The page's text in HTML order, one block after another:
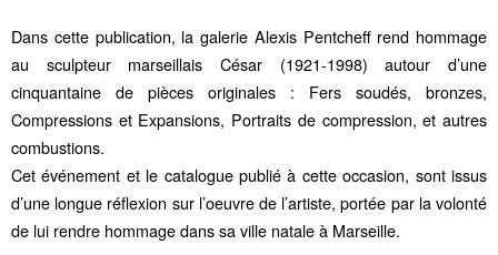
Dans cette publication, la galerie Alexis Pentcheff rend hommage
au sculpteur marseillais César (1921-1998) autour d’une
cinquantaine de pièces originales : Fers soudés, bronzes,
Compressions et Expansions, Portraits de compression, et autres
combustions.
Cet événement et le catalogue publié à cette occasion, sont issus
d’une longue réflexion sur l’oeuvre de l’artiste, portée par la volonté
de lui rendre hommage dans sa ville natale à Marseille.